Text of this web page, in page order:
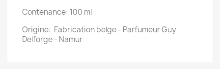
Contenance: 100 ml
Origine: Fabrication belge - Parfumeur Guy
Delforge - Namur